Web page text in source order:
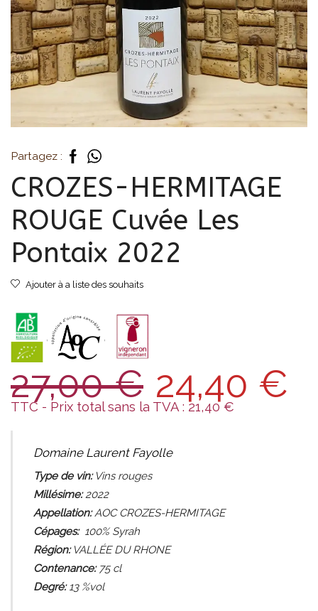
Partagez :
CROZES-HERMITAGE
ROUGE Cuvée Les
Pontaix 2022
Ajouter à a liste des souhaits
, ,
27,00€ 24,40 €
TTC - Prix total sans la TVA : 21,40€
Domaine Laurent Fayolle
Type de vin:Vins rouges
Millésime:2022
Appellation: AOC CROZES-HERMITAGE
Cépages: 100% Syrah
Région: VALLÉE DU RHONE
Contenance:75cl
Degré:13 %vol